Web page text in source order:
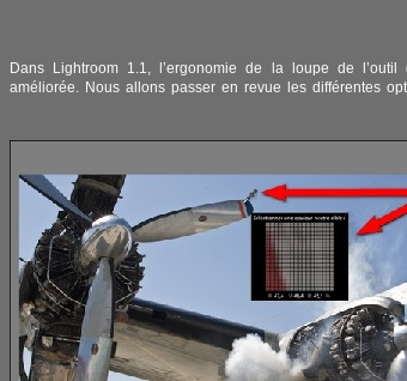
Dans Lightroom 1.1, l’ergonomie de la loupe de
améliorée. Nous allons passer en revue les différentes